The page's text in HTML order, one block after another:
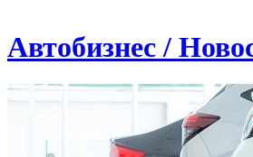
Автобизнес /